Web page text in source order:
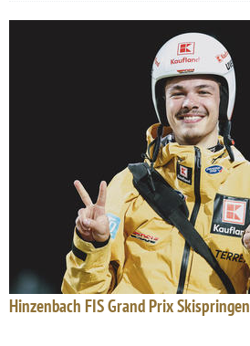
Hinzenbach FIS Grand Prix